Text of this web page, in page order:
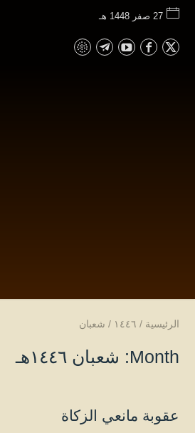
27 صفر 1448 هـ
الرئيسية / ۱٤٤٦ / شعبان
Month: شعبان ۱٤٤٦هـ
عقوبة مانعي الزكاة